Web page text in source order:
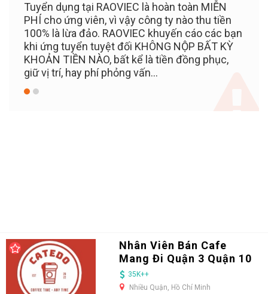
Tuyển dụng tại RAOVIEC là hoàn toàn MIỄN
PHÍ cho ứng viên, vì vậy công ty nào thu tiền
100% là lừa đảo. RAOVIEC khuyến cáo các bạn
khi ứng tuyển tuyệt đối KHÔNG NỘP BẤT KỲ
KHOẢN TIỀN NÀO, bất kể là tiền đồng phục,
giữ vị trí, hay phí phỏng vấn...
Nhân Viên Bán Cafe
Mang Đi Quận 3 Quận 10
35K++
Nhiều Quận, Hồ Chí Minh